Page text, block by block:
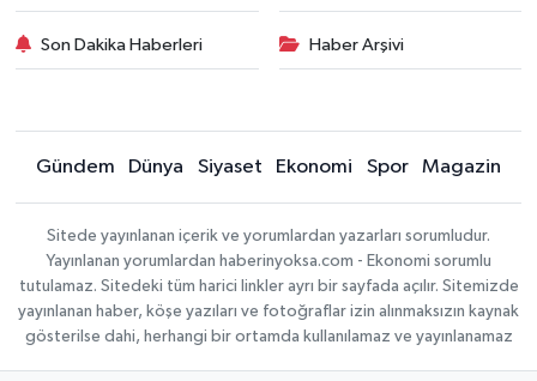
Son Dakika Haberleri Haber Arşivi
Gündem Dünya Siyaset Ekonomi Spor Magazin
Sitede yayınlanan içerik ve yorumlardan yazarları sorumludur.
Yayınlanan yorumlardan haberinyoksa.com - Ekonomi sorumlu
tutulamaz. Sitedeki tüm harici linkler ayrı bir sayfada açılır. Sitemizde
yayınlanan haber, köşe yazıları ve fotoğraflar izin alınmaksızın kaynak
gösterilse dahi, herhangi bir ortamda kullanılamaz ve yayınlanamaz